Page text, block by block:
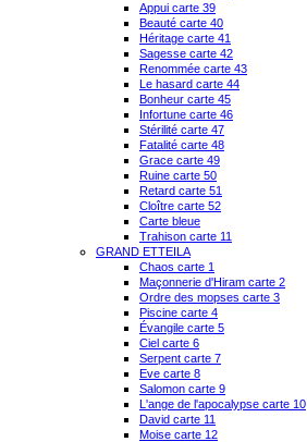
Appui carte 39
Beauté carte 40
Héritage carte 41
Sagesse carte 42
Renommée carte 43
Le hasard carte 44
Bonheur carte 45
Infortune carte 46
Stérilité carte 47
Fatalité carte 48
Grace carte 49
Ruine carte 50
Retard carte 51
Cloître carte 52
Carte bleue
Trahison carte 11
GRAND ETTEILA
Chaos carte 1
Maçonnerie d'Hiram carte 2
Ordre des mopses carte 3
Piscine carte 4
Évangile carte 5
Ciel carte 6
Serpent carte 7
Eve carte 8
Salomon carte 9
L'ange de l'apocalypse carte 10
David carte 11
Moise carte 12